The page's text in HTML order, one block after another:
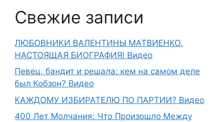
Свежие записи
ЛЮБОВНИКИ ВАЛЕНТИНЫ МАТВИЕНКО.
НАСТОЯЩАЯ БИОГРАФИЯ! Видео
Певец, бандит и решала: кем на самом деле
был Кобзон? Видео
КАЖДОМУ ИЗБИРАТЕЛЮ ПО ПАРТИИ? Видео
400 Лет Молчания: Что Произошло Между